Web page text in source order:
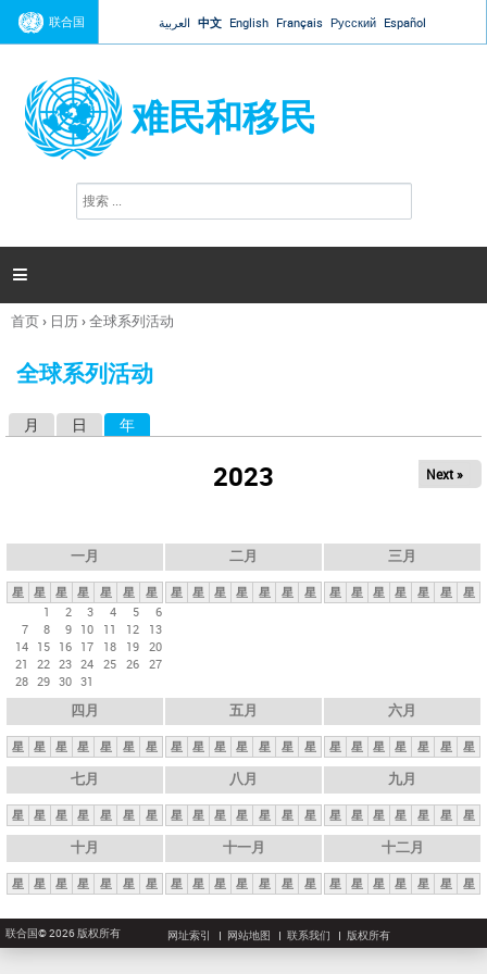
Jump to navigation
联合国 العربية 中文 English Français Русский Español
难民和移民
搜
索

你
这
首页› 日历›全球系列活动
全球系列活动
月 日 年
2023 Next »
一月
星 星 星 星 星 星
星
1
2 3 4 5
6
7
8 9 10 11 12
13
14 15 16 17 18 19 20
21
22 23 24 25 26 27
28 29 30 31
二月
星 星 星 星 星 星 星
三月
星 星 星 星 星 星 星
四月
星 星 星 星 星 星 星
五月
星 星 星 星 星 星 星
六月
星 星 星 星 星 星 星
七月
星 星 星 星 星 星 星
八月
星 星 星 星 星 星 星
九月
星 星 星 星 星 星 星
十月
星 星 星 星 星 星 星
十一月
星 星 星 星 星 星 星
十二月
星 星 星 星 星 星 星
联合国© 2026 版权所有 网址索引 网站地图 联系我们 版权所有